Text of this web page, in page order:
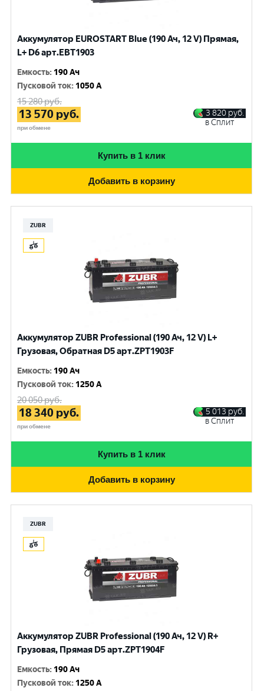
Аккумулятор EUROSTART Blue (190 Ач, 12 V) Прямая,
L+ D6 арт.EBT1903
Емкость: 190 Ач
Пусковой ток: 1050 A
15 280руб.
13 570 руб.
при обмене
3 820 руб.
в Сплит
Купить в 1 клик
Добавить в корзину
ZUBR
Аккумулятор ZUBR Professional (190 Ач, 12 V) L+
Грузовая, Обратная D5 арт.ZPT1903F
Емкость: 190 Ач
Пусковой ток: 1250 A
20 050руб.
18 340 руб.
при обмене
5 013 руб.
в Сплит
Купить в 1 клик
Добавить в корзину
ZUBR
Аккумулятор ZUBR Professional (190 Ач, 12 V) R+
Грузовая, Прямая D5 арт.ZPT1904F
Емкость: 190 Ач
Пусковой ток: 1250 A